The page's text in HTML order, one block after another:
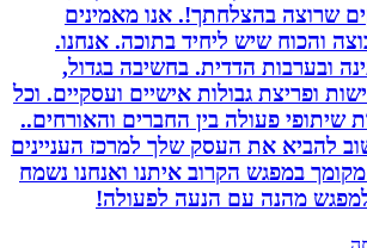
בהצלחתך!. אנו מאמינים
שיש ליחיד בתוכה. אנחנו.
הדדית. בחשיבה בגדול,
גבולות אישיים ועסקיים. וכל
פעולה בין החברים והאורחים..
את העסק שלך למרכז העניינים
במפגש הקרוב איתנו ואנחנו נשמח
מהנה עם הנעה לפעולה!